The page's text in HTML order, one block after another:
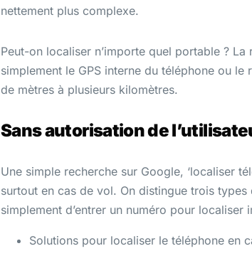
nettement plus complexe.
Peut-on localiser n’importe quel portable ?
simplement le GPS interne du téléphone ou le
de mètres à plusieurs kilomètres.
Sans autorisation de
Une simple recherche sur Google, ‘localiser
surtout en cas de vol. On distingue trois
simplement d’entrer un numéro pour
Solutions pour localiser le téléphone en